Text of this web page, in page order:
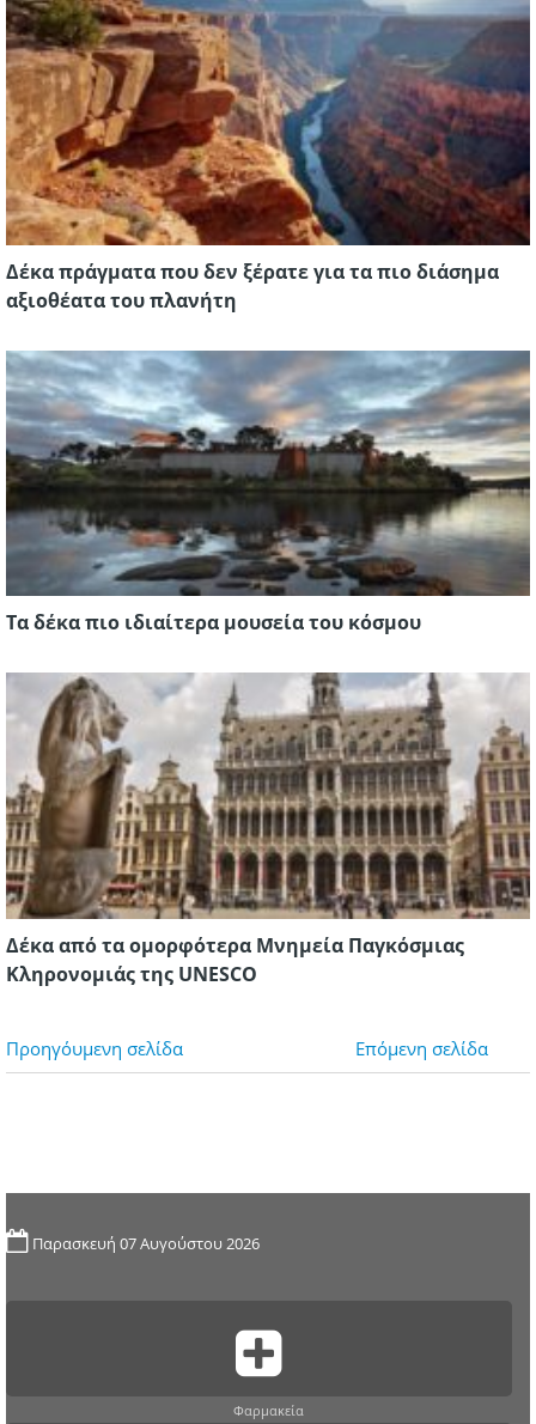
Δέκα πράγματα που δεν ξέρατε για τα πιο διάσημα
αξιοθέατα του πλανήτη
Τα δέκα πιο ιδιαίτερα μουσεία του κόσμου
Δέκα από τα ομορφότερα Μνημεία Παγκόσμιας
Κληρονομιάς της UNESCO
Επόμενη σελίδα
Προηγόυμενη σελίδα
Παρασκευή 07 Αυγούστου 2026
Φαρμακεία